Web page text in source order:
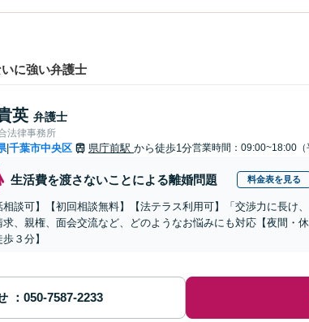
に強い弁護士
英 弁護士
法律事務所
|千葉市中央区 県庁前駅 から徒歩1分営業時間：09:00~18:00（
生活費を渡さないことによる離婚問題 料金表を見る
相談可】【初回相談無料】【法テラス利用可】「交渉力に長け
求、親権、面会交流など、どのようなお悩みにも対応【夜間・
３分】